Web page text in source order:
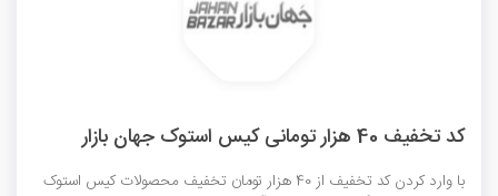
کد تخفیف 40 هزار تومانی کیس استوک جهان بازار
با وارد کردن کد تخفیف از 40 هزار تومان تخفیف‌ محصولات کیس استوک